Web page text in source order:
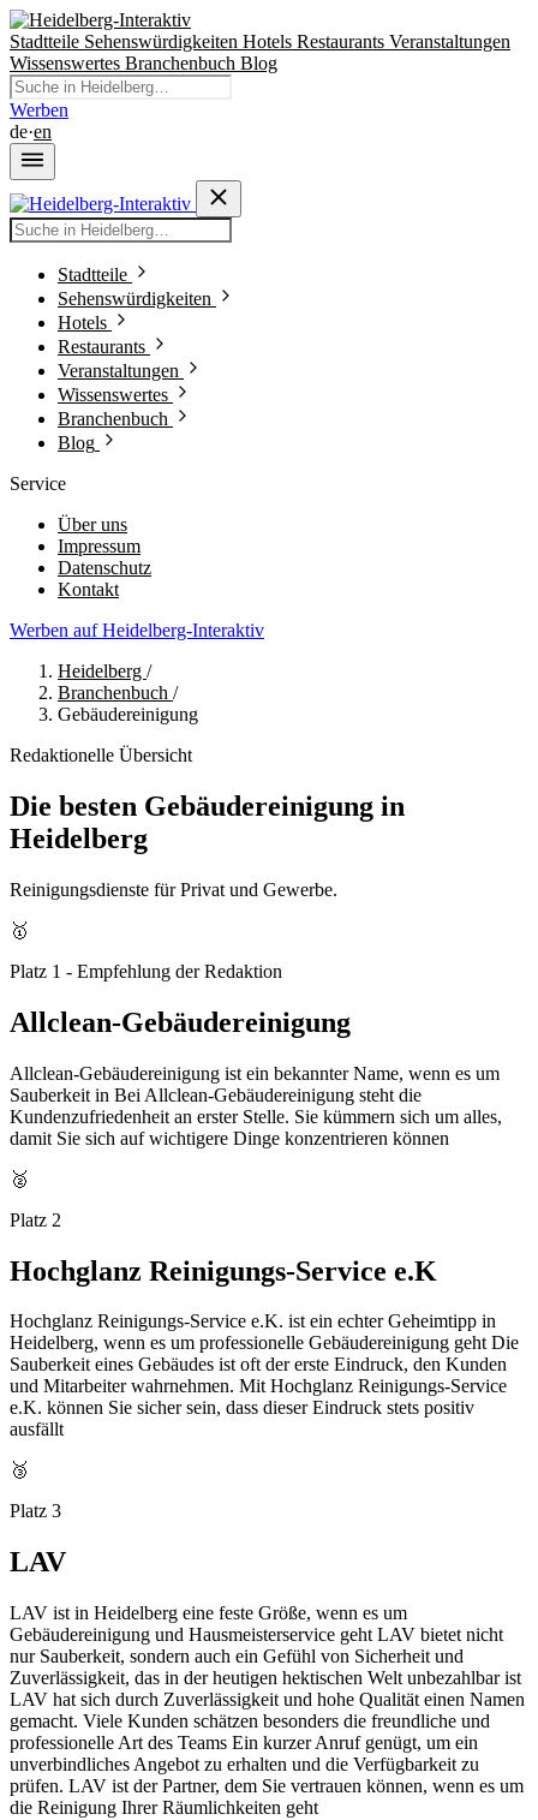
Stadtteile Sehenswürdigkeiten Hotels Restaurants Veranstaltungen
Wissenswertes Branchenbuch Blog
Werben
de·en
Stadtteile
Sehenswürdigkeiten
Hotels
Restaurants
Veranstaltungen
Wissenswertes
Branchenbuch
Blog
Service
Über uns
Impressum
Datenschutz
Kontakt
Werben auf Heidelberg-Interaktiv
Heidelberg /
Branchenbuch /
Gebäudereinigung
Redaktionelle Übersicht
Die besten Gebäudereinigung in
Heidelberg
Reinigungsdienste für Privat und Gewerbe.
🥇
Platz 1 - Empfehlung der Redaktion
Allclean-Gebäudereinigung
Allclean-Gebäudereinigung ist ein bekannter Name, wenn es um
Sauberkeit in Bei Allclean-Gebäudereinigung steht die
Kundenzufriedenheit an erster Stelle. Sie kümmern sich um alles,
damit Sie sich auf wichtigere Dinge konzentrieren können
🥈
Platz 2
Hochglanz Reinigungs-Service e.K
Hochglanz Reinigungs-Service e.K. ist ein echter Geheimtipp in
Heidelberg, wenn es um professionelle Gebäudereinigung geht Die
Sauberkeit eines Gebäudes ist oft der erste Eindruck, den Kunden
und Mitarbeiter wahrnehmen. Mit Hochglanz Reinigungs-Service
e.K. können Sie sicher sein, dass dieser Eindruck stets positiv
ausfällt
🥉
Platz 3
LAV
LAV ist in Heidelberg eine feste Größe, wenn es um
Gebäudereinigung und Hausmeisterservice geht LAV bietet nicht
nur Sauberkeit, sondern auch ein Gefühl von Sicherheit und
Zuverlässigkeit, das in der heutigen hektischen Welt unbezahlbar ist
LAV hat sich durch Zuverlässigkeit und hohe Qualität einen Namen
gemacht. Viele Kunden schätzen besonders die freundliche und
professionelle Art des Teams Ein kurzer Anruf genügt, um ein
unverbindliches Angebot zu erhalten und die Verfügbarkeit zu
prüfen. LAV ist der Partner, dem Sie vertrauen können, wenn es um
die Reinigung Ihrer Räumlichkeiten geht